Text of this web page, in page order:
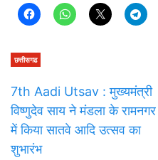
छत्तीसगढ
7th Aadi Utsav : मुख्यमंत्री
विष्णुदेव साय ने मंडला के रामनगर
में किया सातवे आदि उत्सव का
शुभारंभ